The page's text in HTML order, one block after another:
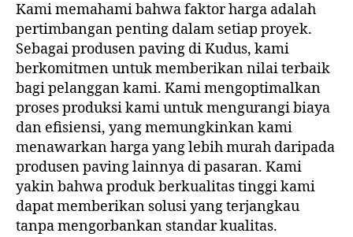
Kami memahami bahwa faktor harga adalah
pertimbangan penting dalam setiap proyek.
Sebagai produsen paving di Kudus, kami
berkomitmen untuk memberikan nilai terbaik
bagi pelanggan kami. Kami mengoptimalkan
proses produksi kami untuk mengurangi biaya
dan efisiensi, yang memungkinkan kami
menawarkan harga yang lebih murah daripada
produsen paving lainnya di pasaran. Kami
yakin bahwa produk berkualitas tinggi kami
dapat memberikan solusi yang terjangkau
tanpa mengorbankan standar kualitas.